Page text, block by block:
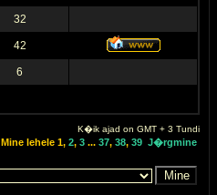
32
42
6
K�ik ajad on GMT + 3 Tundi
Mine lehele 1, 2, 3 ... 37, 38, 39 J�rgmine